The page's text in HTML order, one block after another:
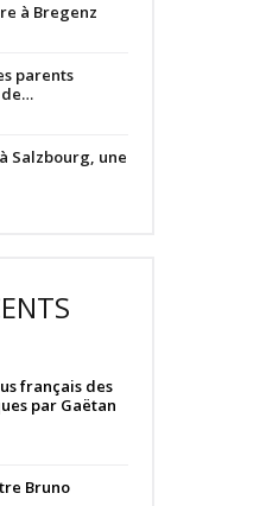
à Bregenz
parents
Salzbourg, une
français des
par Gaëtan
Bruno